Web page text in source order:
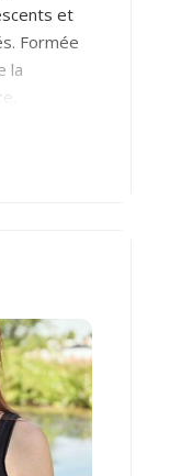
et
Formée
la